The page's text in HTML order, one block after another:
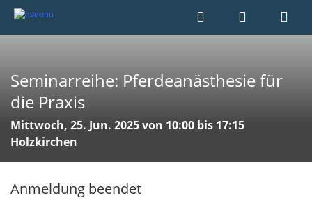
Seminarreihe: Pferdeanästhesie für
die Praxis
Mittwoch, 25. Jun. 2025 von 10:00 bis 17:15
Holzkirchen
Anmeldung beendet